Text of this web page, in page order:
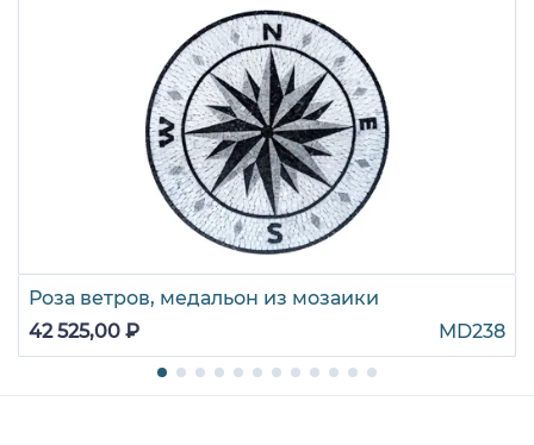
Роза ветров, медальон из мозаики
42 525,00 ₽
MD238